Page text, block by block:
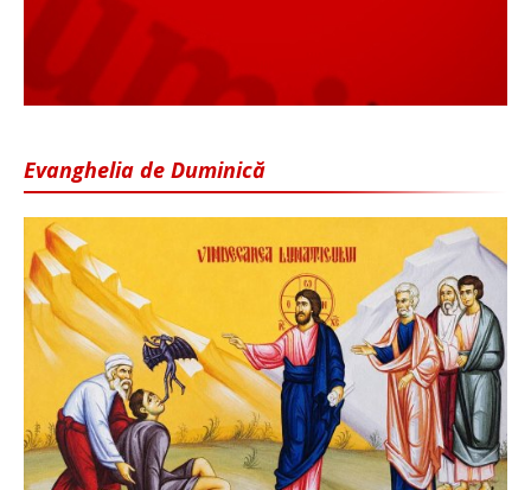
Evanghelia de Duminică